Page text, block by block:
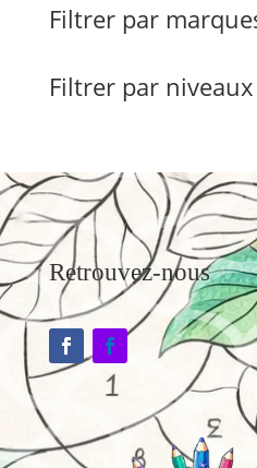
Filtrer par
Filtrer par niveaux
Retrouvez-nous